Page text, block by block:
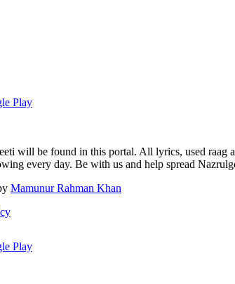
will be found in this portal. All lyrics, used raag
every day. Be with us and help spread
Mamunur Rahman Khan